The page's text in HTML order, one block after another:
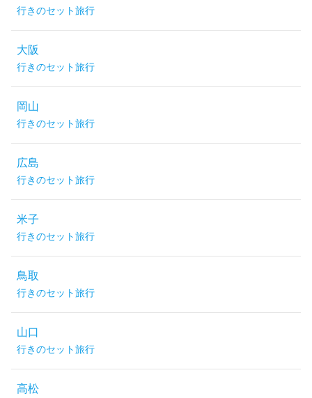
行きのセット旅行
大阪
行きのセット旅行
岡山
行きのセット旅行
広島
行きのセット旅行
米子
行きのセット旅行
鳥取
行きのセット旅行
山口
行きのセット旅行
高松